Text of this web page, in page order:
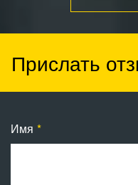
Прислать
Имя